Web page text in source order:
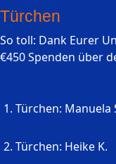
Türchen
So toll: Dank Eurer
€450 Spenden über
1. Türchen: Manuela
2. Türchen: Heike K.